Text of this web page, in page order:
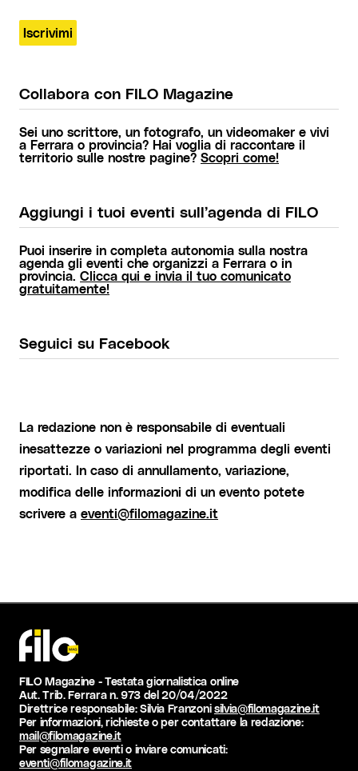
Collabora con FILO Magazine
Sei uno scrittore, un fotografo, un videomaker e vivi
a Ferrara o provincia? Hai voglia di raccontare il
territorio sulle nostre pagine? Scopri come!
Aggiungi i tuoi eventi sull’agenda di FILO
Puoi inserire in completa autonomia sulla nostra
agenda gli eventi che organizzi a Ferrara o in
provincia. Clicca qui e invia il tuo comunicato
gratuitamente!
Seguici su Facebook
La redazione non è responsabile di eventuali
inesattezze o variazioni nel programma degli eventi
riportati. In caso di annullamento, variazione,
modifica delle informazioni di un evento potete
scrivere a eventi@filomagazine.it
FILO Magazine - Testata giornalistica online
Aut. Trib. Ferrara n. 973 del 20/04/2022
Direttrice responsabile: Silvia Franzonisilvia@filomagazine.it
Per informazioni, richieste o per contattare la redazione:
mail@filomagazine.it
Per segnalare eventi o inviare comunicati:
eventi@filomagazine.it